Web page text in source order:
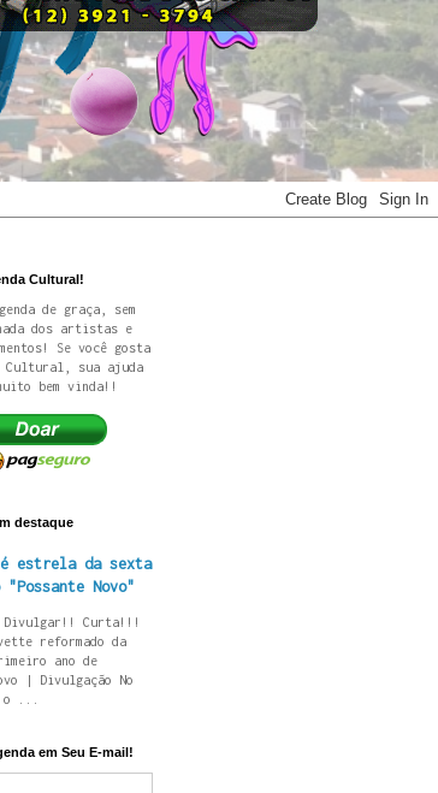
Cultural!
de graça, sem
dos artistas e
Se você gosta
Cultural, sua ajuda
bem vinda!!
destaque
estrela da sexta
"Possante Novo"
Divulgar!! Curta!!!
reformado da
ano de
| Divulgação No
o ...
em Seu E-mail!